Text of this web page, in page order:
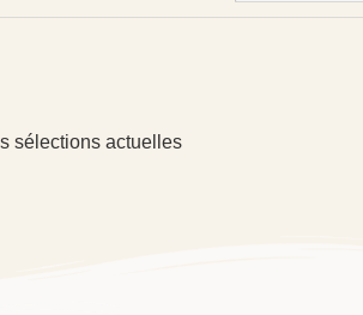
sélections actuelles